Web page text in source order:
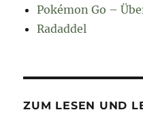
Pokémon Go –
Radaddel
ZUM LESEN UND